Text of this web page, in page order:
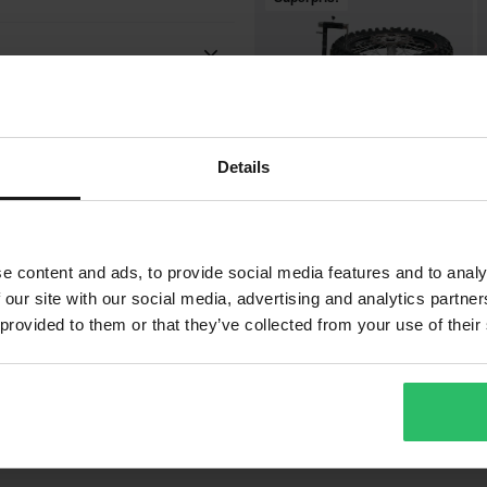
Details
content and ads, to provide social media features and to
site with our social media, advertising and analytics
to them or that they’ve collected from your use of
hitta ett bättre pris hos en
dagar efter ditt köp.
baserad på beställningens
*Fri frakt gäller ej för stora
verktygslådor,
Proworks Däckmaskin